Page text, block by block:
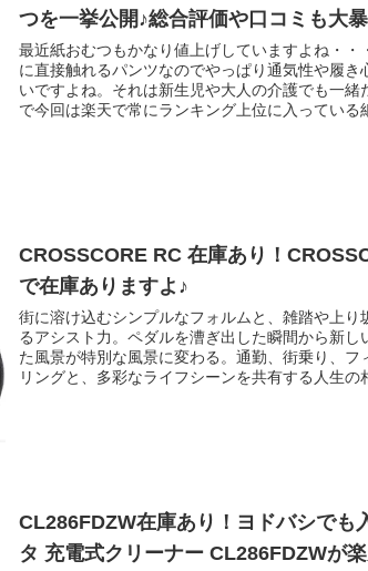
つを一挙公開♪総合評価や口コミも大暴
最近紙おむつもかなり値上げしていますよね・・
に直接触れるパンツなのでやっぱり通気性や履き
いですよね。それは新生児や大人の介護でも一緒
で今回は楽天で常にランキング上位に入っている
CROSSCORE RC 在庫あり！
で在庫ありますよ♪
街に溶け込むシンプルなフォルムと、雑踏や上り
るアシスト力。ペダルを漕ぎ出した瞬間から新し
た風景が特別な風景に変わる。通勤、街乗り、フ
リングと、多彩なライフシーンを共有する人生の
CL286FDZW在庫あり！ヨドバシでも
タ 充電式クリーナー CL286FDZWが